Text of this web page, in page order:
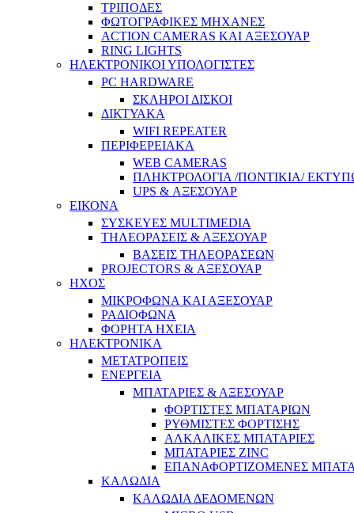
ΤΡΙΠΟΔΕΣ
ΦΩΤΟΓΡΑΦΙΚΕΣ ΜΗΧΑΝΕΣ
ACTION CAMERAS KAI ΑΞΕΣΟΥΑΡ
RING LIGHTS
ΗΛΕΚΤΡΟΝΙΚΟΙ ΥΠΟΛΟΓΙΣΤΕΣ
PC HARDWARE
ΣΚΛΗΡΟΙ ΔΙΣΚΟΙ
ΔΙΚΤΥΑΚΑ
WIFI REPEATER
ΠΕΡΙΦΕΡΕΙΑΚΑ
WEB CAMERAS
ΠΛΗΚΤΡΟΛΟΓΙΑ /ΠΟΝΤΙΚΙΑ/
UPS & ΑΞΕΣΟΥΑΡ
ΕΙΚΟΝΑ
ΣΥΣΚΕΥΕΣ MULTIMEDIA
ΤΗΛΕΟΡΑΣΕΙΣ & ΑΞΕΣΟΥΑΡ
ΒΑΣΕΙΣ ΤΗΛΕΟΡΑΣΕΩΝ
PROJECTORS & ΑΞΕΣΟΥΑΡ
ΗΧΟΣ
ΜΙΚΡΟΦΩΝΑ ΚΑΙ ΑΞΕΣΟΥΑΡ
ΡΑΔΙΟΦΩΝΑ
ΦΟΡΗΤΑ ΗΧΕΙΑ
ΗΛΕΚΤΡΟΝΙΚΑ
ΜΕΤΑΤΡΟΠΕΙΣ
ΕΝΕΡΓΕΙΑ
ΜΠΑΤΑΡΙΕΣ & ΑΞΕΣΟΥΑΡ
ΦΟΡΤΙΣΤΕΣ ΜΠΑΤΑΡΙΩΝ
ΡΥΘΜΙΣΤΕΣ ΦΟΡΤΙΣΗΣ
ΑΛΚΑΛΙΚΕΣ ΜΠΑΤΑΡΙΕΣ
ΜΠΑΤΑΡΙΕΣ ZINC
ΕΠΑΝΑΦΟΡΤΙΖΟΜΕΝΕΣ
ΚΑΛΩΔΙΑ
ΚΑΛΩΔΙΑ ΔΕΔΟΜΕΝΩΝ